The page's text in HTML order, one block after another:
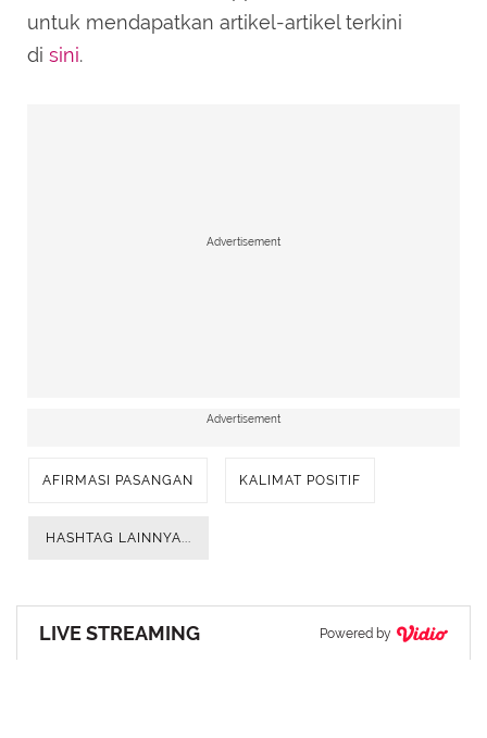
untuk mendapatkan artikel-artikel terkini
di sini.
Advertisement
Advertisement
AFIRMASI PASANGAN KALIMAT POSITIF
HASHTAG LAINNYA...
LIVE STREAMING Powered by